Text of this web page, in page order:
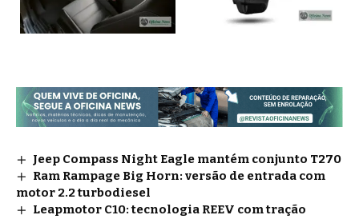
Jeep Compass Night Eagle mantém conjunto T270
Ram Rampage Big Horn: versão de entrada com
motor 2.2 turbodiesel
Leapmotor C10: tecnologia REEV com tração